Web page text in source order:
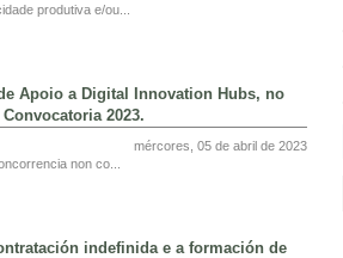
produtiva e/ou...
Apoio a Digital Innovation Hubs, no
2023.
mércores, 05 de abril de 2023
non co...
indefinida e a formación de